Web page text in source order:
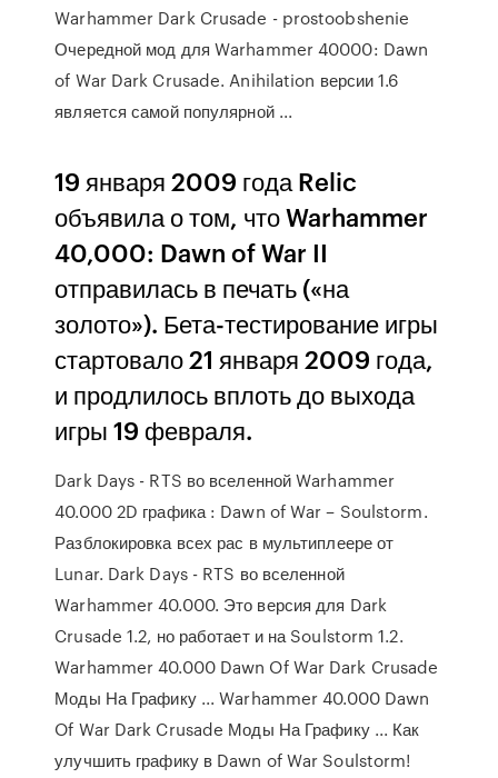
Warhammer Dark Crusade - prostoobshenie
Очередной мод для Warhammer 40000: Dawn
of War Dark Crusade. Anihilation версии 1.6
является самой популярной ...
19 января 2009 года Relic
объявила о том, что Warhammer
40,000: Dawn of War II
отправилась в печать («на
золото»). Бета-тестирование игры
стартовало 21 января 2009 года,
и продлилось вплоть до выхода
игры 19 февраля.
Dark Days - RTS во вселенной Warhammer
40.000 2D графика : Dawn of War – Soulstorm.
Разблокировка всех рас в мультиплеере от
Lunar. Dark Days - RTS во вселенной
Warhammer 40.000. Это версия для Dark
Crusade 1.2, но работает и на Soulstorm 1.2.
Warhammer 40.000 Dawn Of War Dark Crusade
Моды На Графику ... Warhammer 40.000 Dawn
Of War Dark Crusade Моды На Графику ... Как
улучшить графику в Dawn of War Soulstorm!